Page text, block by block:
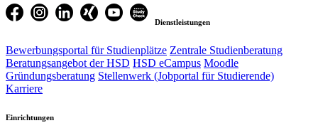
Dienstleistungen
Bewerbungsportal für Studienplätze Zentrale Studienberatung
Beratungsangebot der HSD HSD eCampus Moodle
Gründungsberatung Stellenwerk (Jobportal für Studierende)
Karriere
Einrichtungen